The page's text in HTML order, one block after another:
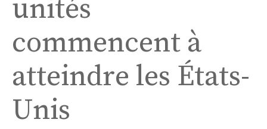
unités
commencent à
atteindre les États-
Unis